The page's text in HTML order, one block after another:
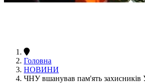
Головна
НОВИНИ
ЧНУ вшанував пам'ять захисників